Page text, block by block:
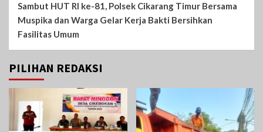
Sambut HUT RI ke-81, Polsek Cikarang Timur Bersama
Muspika dan Warga Gelar Kerja Bakti Bersihkan
Fasilitas Umum
PILIHAN REDAKSI